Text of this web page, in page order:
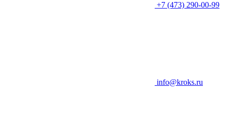
+7 (473) 290-00-99
info@kroks.ru